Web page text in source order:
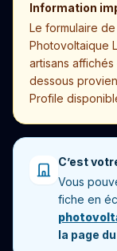
Information
Le formulaire
Photovoltaique
artisans
dessous
Profile
C’est
Vous
fiche en
la page